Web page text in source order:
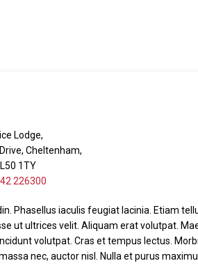
Lodge,
Cheltenham,
1TY
226300
Phasellus iaculis feugiat lacinia. Etiam
ut ultrices velit. Aliquam erat volutpat.
volutpat. Cras et tempus lectus.
nec, auctor nisl. Nulla et purus